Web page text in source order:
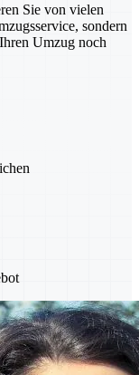
Sie von vielen
sondern
Umzug noch